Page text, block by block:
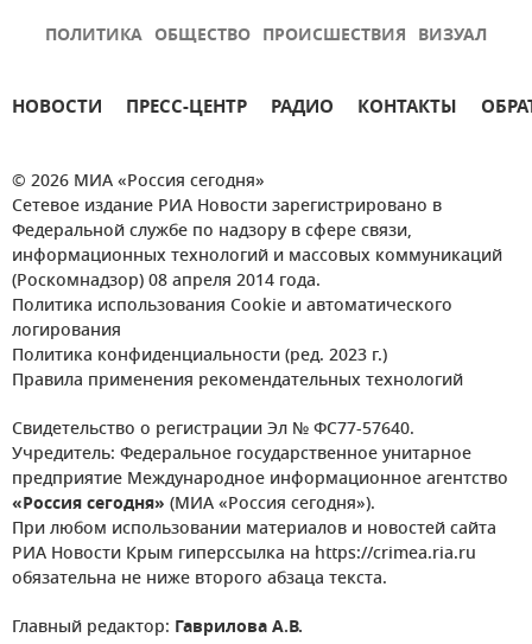
ПОЛИТИКА ОБЩЕСТВО ПРОИСШЕСТВИЯ ВИЗУАЛ
НОВОСТИ ПРЕСС-ЦЕНТР РАДИО КОНТАКТЫ
© 2026 МИА «Россия сегодня»
Сетевое издание РИА Новости зарегистрировано в
Федеральной службе по надзору в сфере связи,
информационных технологий и массовых коммуникаций
(Роскомнадзор) 08 апреля 2014 года.
Политика использования Cookie и автоматического
логирования
Политика конфиденциальности (ред. 2023 г.)
Правила применения рекомендательных технологий
Свидетельство о регистрации Эл № ФС77-57640.
Учредитель: Федеральное государственное унитарное
предприятие Международное информационное агентство
«Россия сегодня» (МИА «Россия сегодня»).
При любом использовании материалов и новостей сайта
РИА Новости Крым гиперссылка на https://crimea.ria.ru
обязательна не ниже второго абзаца текста.
Главный редактор: Гаврилова А.В.